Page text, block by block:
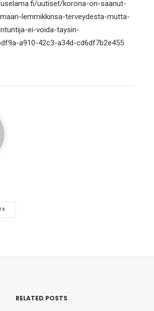
uutiset/korona-on-saanut-
lemmikkinsa-terveydesta-mutta-
ei-voida-taysin-
a910-42c3-a34d-cd6df7b2e455
RELATED POSTS